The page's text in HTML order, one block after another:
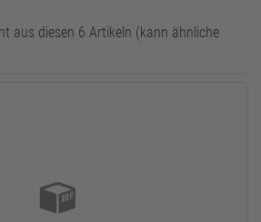
aus diesen 6 Artikeln (kann ähnliche